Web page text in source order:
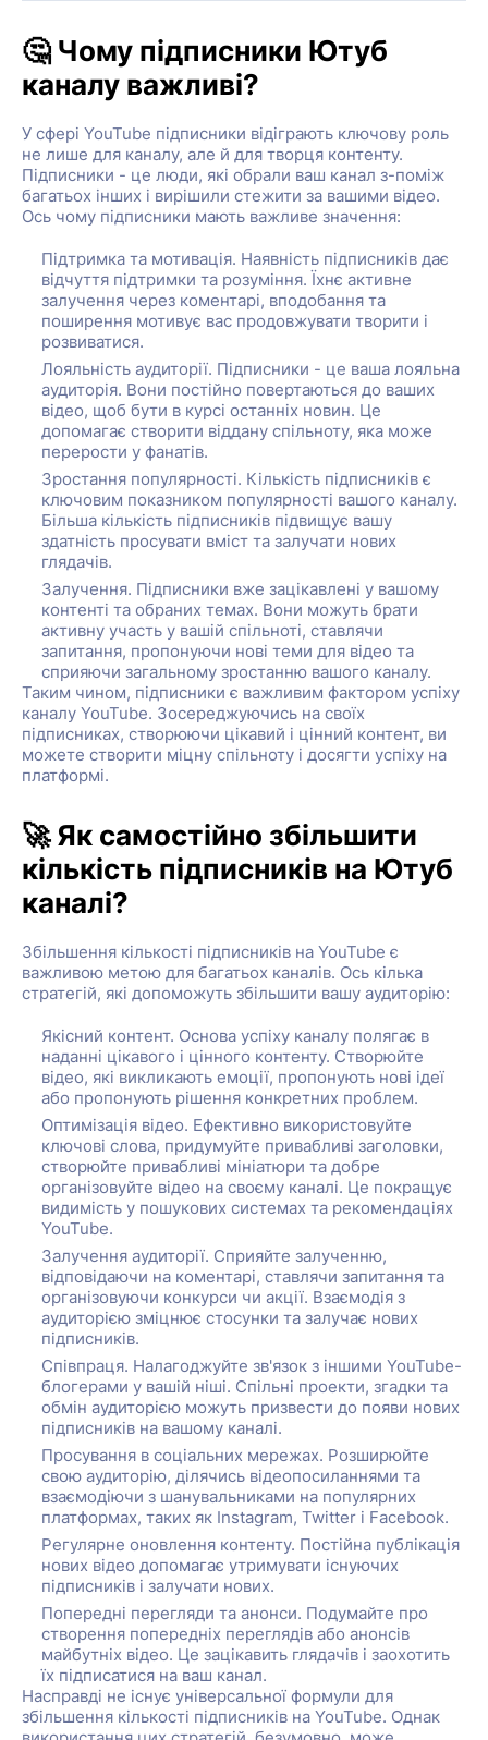
🤔 Чому підписники Ютуб
каналу важливі?
У сфері YouTube підписники відіграють ключову роль
не лише для каналу, але й для творця контенту.
Підписники - це люди, які обрали ваш канал з-поміж
багатьох інших і вирішили стежити за вашими відео.
Ось чому підписники мають важливе значення:
Підтримка та мотивація. Наявність підписників дає
відчуття підтримки та розуміння. Їхнє активне
залучення через коментарі, вподобання та
поширення мотивує вас продовжувати творити і
розвиватися.
Лояльність аудиторії. Підписники - це ваша лояльна
аудиторія. Вони постійно повертаються до ваших
відео, щоб бути в курсі останніх новин. Це
допомагає створити віддану спільноту, яка може
перерости у фанатів.
Зростання популярності. Кількість підписників є
ключовим показником популярності вашого каналу.
Більша кількість підписників підвищує вашу
здатність просувати вміст та залучати нових
глядачів.
Залучення. Підписники вже зацікавлені у вашому
контенті та обраних темах. Вони можуть брати
активну участь у вашій спільноті, ставлячи
запитання, пропонуючи нові теми для відео та
сприяючи загальному зростанню вашого каналу.
Таким чином, підписники є важливим фактором успіху
каналу YouTube. Зосереджуючись на своїх
підписниках, створюючи цікавий і цінний контент, ви
можете створити міцну спільноту і досягти успіху на
платформі.
🚀 Як самостійно збільшити
кількість підписників на Ютуб
каналі?
Збільшення кількості підписників на YouTube є
важливою метою для багатьох каналів. Ось кілька
стратегій, які допоможуть збільшити вашу аудиторію:
Якісний контент. Основа успіху каналу полягає в
наданні цікавого і цінного контенту. Створюйте
відео, які викликають емоції, пропонують нові ідеї
або пропонують рішення конкретних проблем.
Оптимізація відео. Ефективно використовуйте
ключові слова, придумуйте привабливі заголовки,
створюйте привабливі мініатюри та добре
організовуйте відео на своєму каналі. Це покращує
видимість у пошукових системах та рекомендаціях
YouTube.
Залучення аудиторії. Сприяйте залученню,
відповідаючи на коментарі, ставлячи запитання та
організовуючи конкурси чи акції. Взаємодія з
аудиторією зміцнює стосунки та залучає нових
підписників.
Співпраця. Налагоджуйте зв'язок з іншими YouTube-
блогерами у вашій ніші. Спільні проекти, згадки та
обмін аудиторією можуть призвести до появи нових
підписників на вашому каналі.
Просування в соціальних мережах. Розширюйте
свою аудиторію, ділячись відеопосиланнями та
взаємодіючи з шанувальниками на популярних
платформах, таких як Instagram, Twitter і Facebook.
Регулярне оновлення контенту. Постійна публікація
нових відео допомагає утримувати існуючих
підписників і залучати нових.
Попередні перегляди та анонси. Подумайте про
створення попередніх переглядів або анонсів
майбутніх відео. Це зацікавить глядачів і заохотить
їх підписатися на ваш канал.
Насправді не існує універсальної формули для
збільшення кількості підписників на YouTube. Однак